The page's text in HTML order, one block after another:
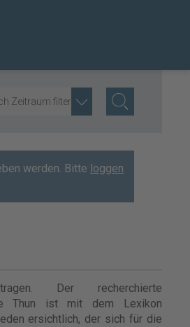
Zeitraum filtern
werden. Bitte loggen
Der recherchierte
Thun ist mit dem Lexikon
ersichtlich, der sich für die